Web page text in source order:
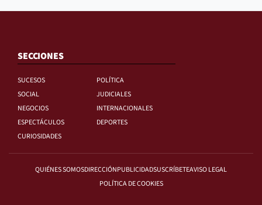
SECCIONES
SUCESOS
POLÍTICA
SOCIAL
JUDICIALES
NEGOCIOS
INTERNACIONALES
ESPECTÁCULOS
DEPORTES
CURIOSIDADES
QUIÉNES SOMOSDIRECCIÓNPUBLICIDADSUSCRÍBETEAVISO LEGAL
POLÍTICA DE COOKIES